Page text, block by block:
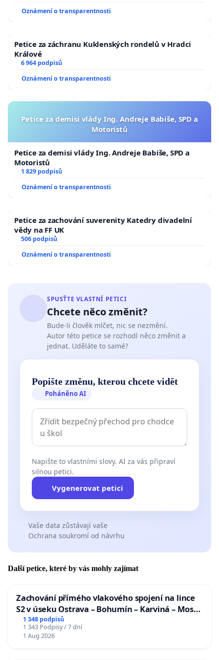
Oznámení o transparentnosti
Petice za záchranu Kuklenských rondelů v Hradci
Králové
6 964 podpisů
Oznámení o transparentnosti
Petice za demisi vlády Ing. Andreje Babiše, SPD a
Motoristů
Petice za demisi vlády Ing. Andreje Babiše, SPD a
Motoristů
1 829 podpisů
Oznámení o transparentnosti
Petice za zachování suverenity Katedry divadelní
vědy na FF UK
506 podpisů
Oznámení o transparentnosti
SPUSŤTE VLASTNÍ PETICI
Chcete něco změnit?
Bude-li člověk mlčet, nic se nezmění.
Autor této petice se rozhodl něco změnit a
jednat. Uděláte to samé?
Popište změnu, kterou chcete vidět
Poháněno AI
Napište to vlastními slovy. AI za vás připraví
silnou petici.
Vygenerovat petici
Vaše data zůstávají vaše
Ochrana soukromí od návrhu
Další petice, které by vás mohly zajímat
Zachování přímého vlakového spojení na lince
S2 v úseku Ostrava – Bohumín – Karviná – Mosty
u Jablunkova
1 348 podpisů
1 343 Podpisy / 7 dní
1 Aug 2026